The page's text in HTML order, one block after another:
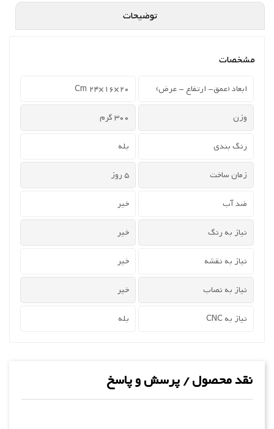
توضیحات
مشخصات
ابعاد (عمق- ارتفاع - عرض) 20×16×24 Cm
وزن 300 گرم
رنگ بندی بله
زمان ساخت 5 روز
ضد آب خیر
نیاز به رنگ خیر
نیاز به نقشه خیر
نیاز به نصاب خیر
نیاز به CNC بله
نقد محصول / پرسش و پاسخ